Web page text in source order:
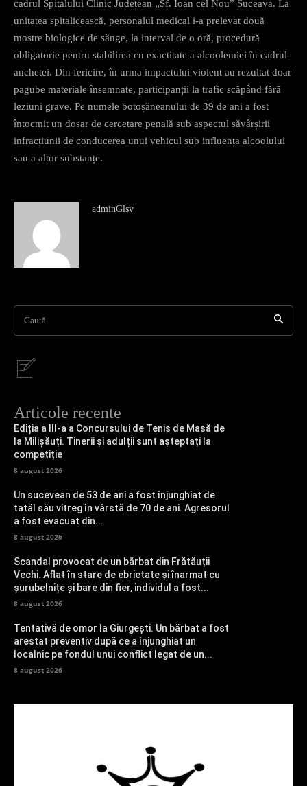
cadrul Spitalului Clinic Județean „Sf. Ioan cel Nou” Suceava. La
unitatea spitalicească, personalul medical i-a prelevat două
mostre biologice de sânge, la interval de o oră, procedură
obligatorie pentru stabilirea cu exactitate a alcoolemiei în cadrul
anchetei. Din fericire, în urma impactului violent au rezultat doar
pagube materiale însemnate, participanții la trafic scăpând fără
leziuni grave. Pe numele botoșăneanului de 39 de ani a fost
întocmit un dosar de cercetare penală sub aspectul săvârșirii
infracțiunii de conducerea unui vehicul sub influența alcoolului
sau a altor substanțe.
adminGlsv
Caută
Articole recente
Ediția a III-a a Concursului de Tenis de Masă de
la Milișăuți. Tinerii și adulții sunt așteptați la
competiție
8 august 2026
Un sucevean de 53 de ani a fost înjunghiat de
tatăl său vitreg în vârstă de 70 de ani. Agresorul
a fost evacuat din...
8 august 2026
Scandal provocat de un bărbat din Frătăuții
Vechi. Aflat în stare de ebrietate și înarmat cu
șurubelnițe și bare din fier, individul a fost...
8 august 2026
Tentativă de omor la Giurgești. Un bărbat a fost
arestat preventiv după ce a înjunghiat un
localnic pe fondul unui conflict legat de un...
8 august 2026